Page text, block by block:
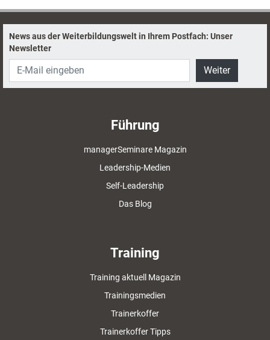
News aus der Weiterbildungswelt in Ihrem Postfach: Unser
Newsletter
Weiter
Führung
managerSeminare Magazin
Leadership-Medien
Self-Leadership
Das Blog
Training
Training aktuell Magazin
Trainingsmedien
Trainerkoffer
Trainerkoffer Tipps